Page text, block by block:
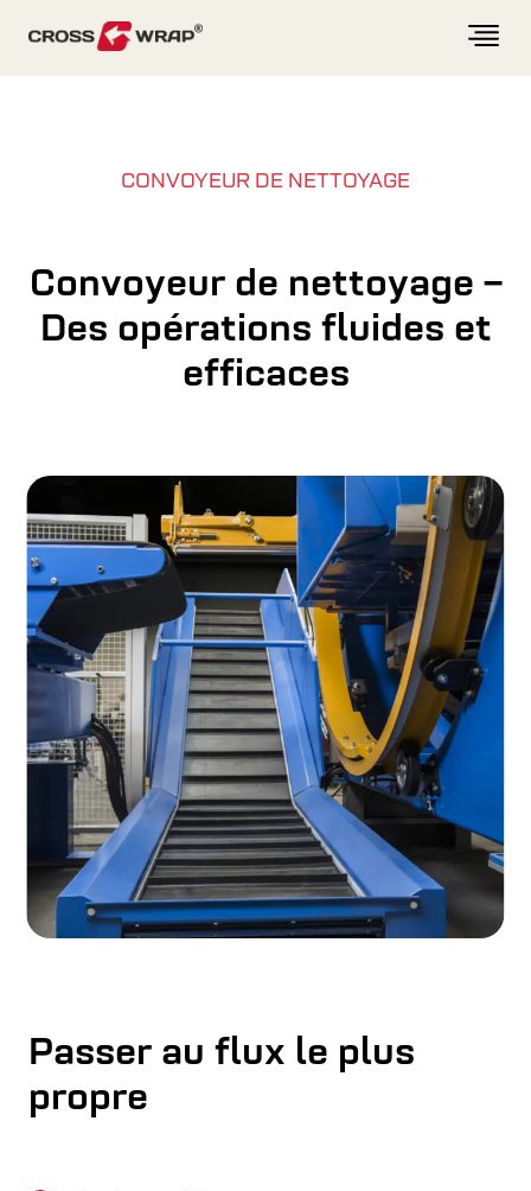
CONVOYEUR DE NETTOYAGE
Convoyeur de nettoyage –
Des opérations fluides et
efficaces
Passer au flux le plus
propre